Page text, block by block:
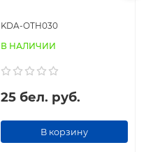
KDA-OTH030
В НАЛИЧИИ
25 бел. руб.
В корзину